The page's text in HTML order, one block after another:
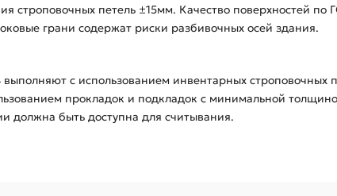
строповочных петель ±15мм. Качество поверхностей по
грани содержат риски разбивочных осей здания.
с использованием инвентарных строповочных
прокладок и подкладок с минимальной
должна быть доступна для считывания.